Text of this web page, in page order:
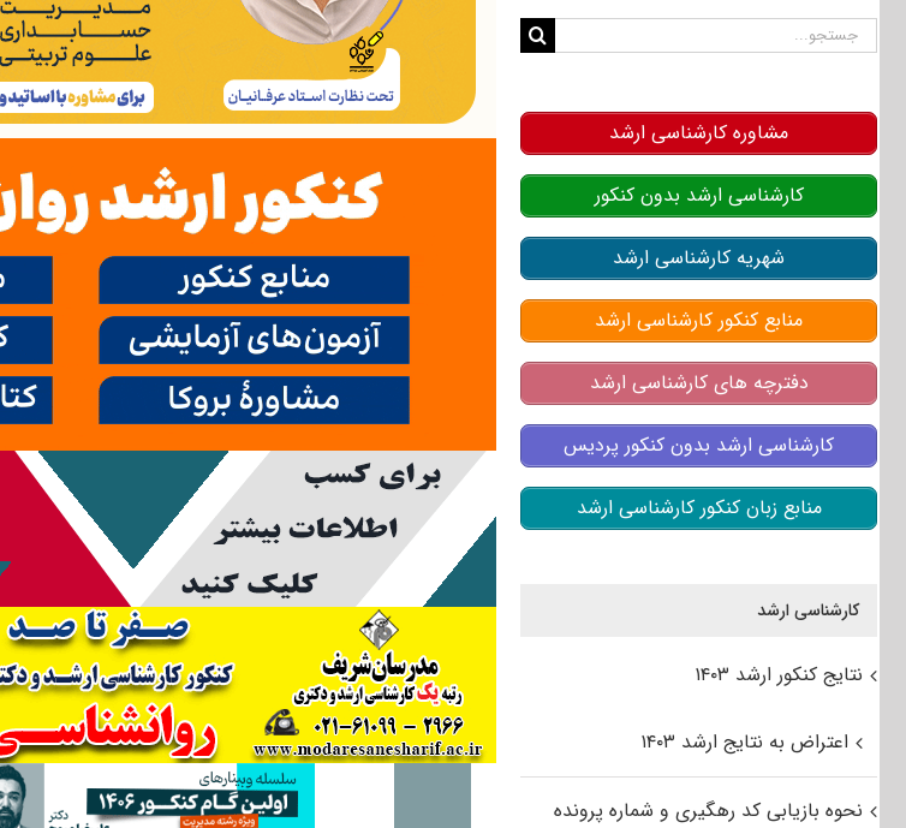
جستجو
مشاوره کارشناسی ارشد
کارشناسی ارشد بدون کنکور
شهریه کارشناسی ارشد
منابع کنکور کارشناسی ارشد
دفترچه های کارشناسی ارشد
کارشناسی ارشد بدون کنکور پردیس
منابع زبان کنکور کارشناسی ارشد
کارشناسی ارشد
نتایج کنکور ارشد ۱۴۰۳
اعتراض به نتایج ارشد ۱۴۰۳
نحوه بازیابی کد رهگیری و شماره پرونده